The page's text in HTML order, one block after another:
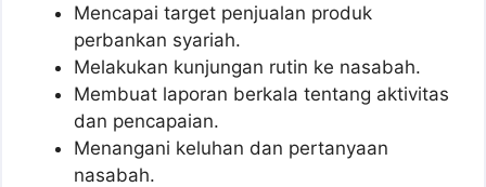
Mencapai target penjualan produk
perbankan syariah.
Melakukan kunjungan rutin ke nasabah.
Membuat laporan berkala tentang aktivitas
dan pencapaian.
Menangani keluhan dan pertanyaan
nasabah.